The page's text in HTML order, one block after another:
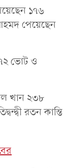
১৭৬
পেয়েছেন
ভোট ও
খান ২৩৮
রতন কান্তি